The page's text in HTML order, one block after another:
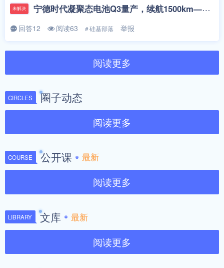
未解决 宁德时代凝聚态电池Q3量产，续航1500km——新能源车"续航焦虑"要终结了吗？
回答12 阅读63 # 硅基部落 举报
阅读更多
CIRCLES 圈子动态
阅读更多
COURSE 公开课 最新
阅读更多
LIBRARY 文库 最新
阅读更多